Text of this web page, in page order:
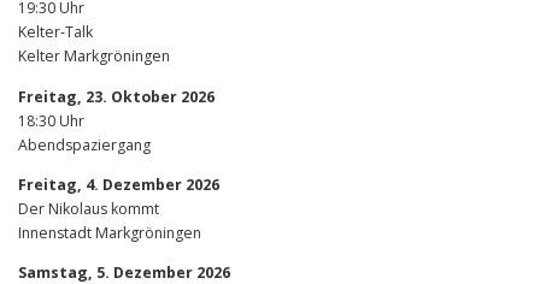
19:30 Uhr
Kelter-Talk
Kelter Markgröningen
Freitag, 23. Oktober 2026
18:30 Uhr
Abendspaziergang
Freitag, 4. Dezember 2026
Der Nikolaus kommt
Innenstadt Markgröningen
Samstag, 5. Dezember 2026